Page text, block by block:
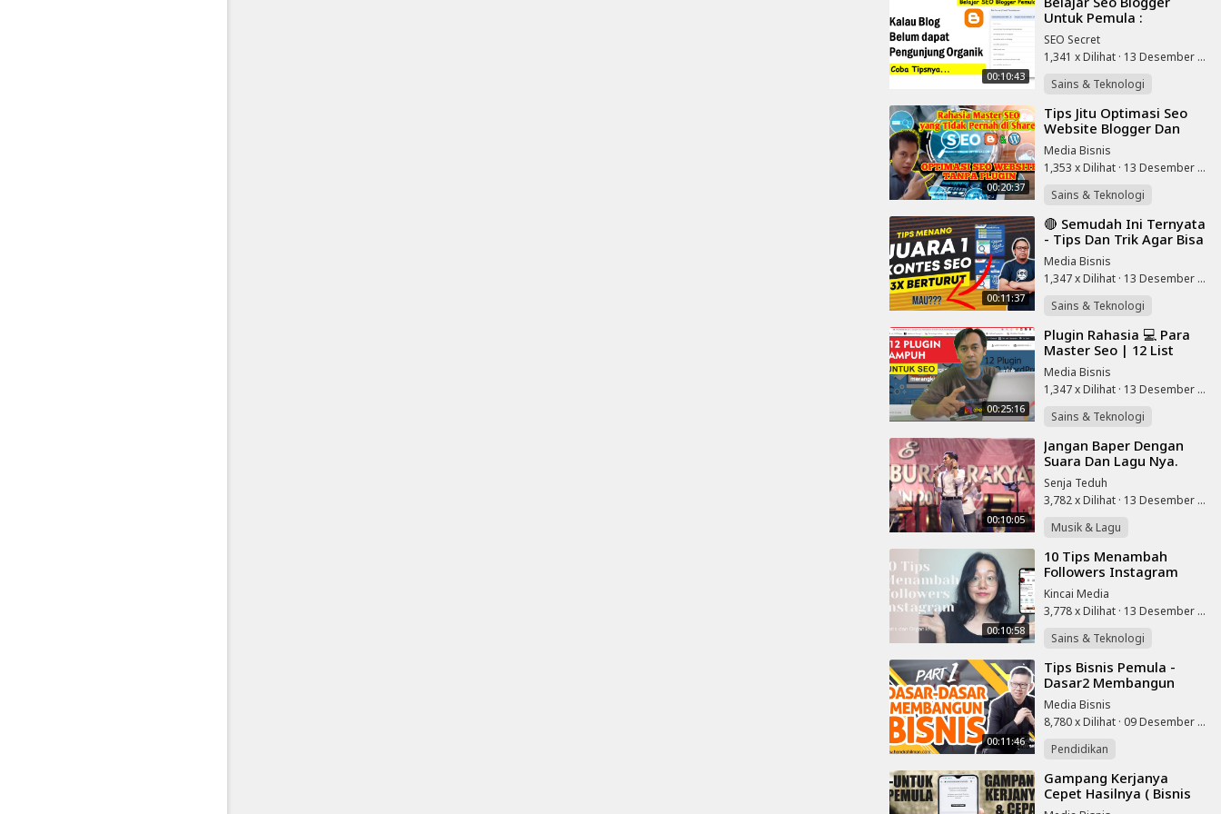
00:10:43
Untuk Pemula :
Penyebab Blog Sepi
Pengunjung Organik Dan
Tips Mengatasinya
SEO Secret
1,341 x Dilihat · 13 Desember 2022
Sains & Teknologi
00:20:37
Tips Jitu Optimasi Seo
Website Blogger Dan
Wordpress Tanpa Plugin
Media Bisnis
1,353 x Dilihat · 13 Desember 2022
Sains & Teknologi
00:11:37
⁣🔴 Semudah Ini Ternyata
- Tips Dan Trik Agar Bisa
Menang Kontes Seo 2022
- No 4 Paling Penting
Media Bisnis
1,347 x Dilihat · 13 Desember 2022
Sains & Teknologi
00:25:16
⁣Plugin Rahasia 💻 Para
Master Seo | 12 List
Plugin Untuk Optimasi
Seo | Tutorpedia | Tips
Seo Basic
Media Bisnis
1,347 x Dilihat · 13 Desember 2022
Sains & Teknologi
00:10:05
⁣Jangan Baper Dengan
Suara Dan Lagu Nya.
Cover Slank Vierra
Dmasiv Kotak Glen
Fredly
Senja Teduh
3,782 x Dilihat · 13 Desember 2022
Musik & Lagu
00:10:58
⁣10 Tips Menambah
Followers Instagram
Gratis Dan Organik
(2021)
Kincai Media
3,778 x Dilihat · 13 Desember 2022
Sains & Teknologi
00:11:46
⁣Tips Bisnis Pemula -
Dasar2 Membangun
Bisnis (1) - Coach Hendra
Hilman
Media Bisnis
8,780 x Dilihat · 09 Desember 2022
Pendidikan
⁣Gampang Kerjanya
Cepet Hasilnya ( Bisnis
Online Tanpa Modal